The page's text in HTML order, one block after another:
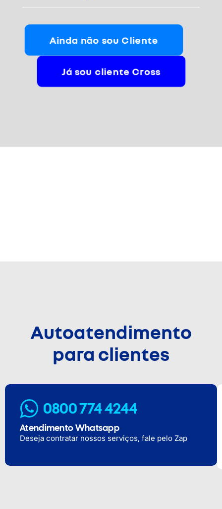
Ainda não sou Cliente
Já sou cliente Cross
Autoatendimento
para clientes
0800 774 4244
Atendimento Whatsapp
Deseja contratar nossos serviços, fale pelo Zap